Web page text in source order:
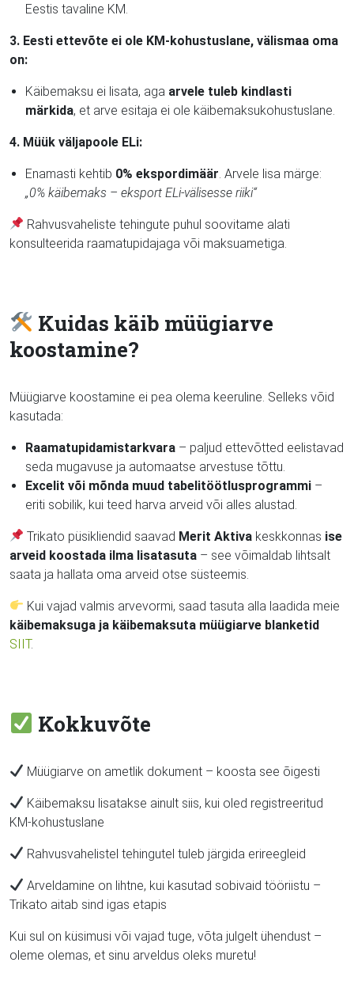
Eestis tavaline KM.
3. Eesti ettevõte ei ole KM-kohustuslane, välismaa oma
on:
Käibemaksu ei lisata, aga arvele tuleb kindlasti
märkida, et arve esitaja ei ole käibemaksukohustuslane.
4. Müük väljapoole ELi:
Enamasti kehtib 0% ekspordimäär . Arvele lisa märge:
„0% käibemaks – eksport ELi-välisesse riiki“
Rahvusvaheliste tehingute puhul soovitame alati
konsulteerida raamatupidajaga või maksuametiga.
Kuidas käib müügiarve
koostamine?
Müügiarve koostamine ei pea olema keeruline. Selleks võid
kasutada:
Raamatupidamistarkvara – paljud ettevõtted eelistavad
seda mugavuse ja automaatse arvestuse tõttu.
Excelit või mõnda muud tabelitöötlusprogrammi –
eriti sobilik, kui teed harva arveid või alles alustad.
Trikato püsikliendid saavad Merit Aktiva keskkonnas ise
arveid koostada ilma lisatasuta – see võimaldab lihtsalt
saata ja hallata oma arveid otse süsteemis.
Kui vajad valmis arvevormi, saad tasuta alla laadida meie
käibemaksuga ja käibemaksuta müügiarve blanketid
SIIT.
Kokkuvõte
Müügiarve on ametlik dokument – koosta see õigesti
Käibemaksu lisatakse ainult siis, kui oled registreeritud
KM-kohustuslane
Rahvusvahelistel tehingutel tuleb järgida erireegleid
Arveldamine on lihtne, kui kasutad sobivaid tööriistu –
Trikato aitab sind igas etapis
Kui sul on küsimusi või vajad tuge, võta julgelt ühendust –
oleme olemas, et sinu arveldus oleks muretu!